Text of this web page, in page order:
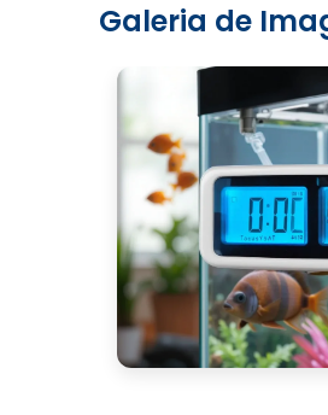
Galeria de